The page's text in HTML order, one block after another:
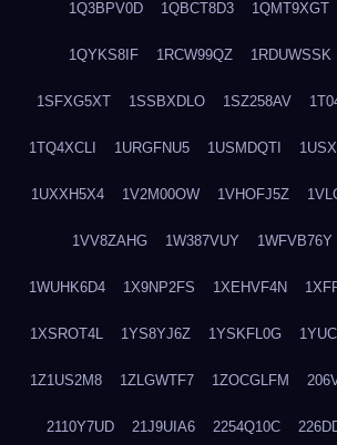
1Q3BPV0D 1QBCT8D3 1QMT9XGT
1QYKS8IF 1RCW99QZ 1RDUWSSK
1SFXG5XT 1SSBXDLO 1SZ258AV
1TQ4XCLI 1URGFNU5 1USMDQTI
1UXXH5X4 1V2M00OW 1VHOFJ5Z
1VV8ZAHG 1W387VUY 1WFVB76Y
1WUHK6D4 1X9NP2FS 1XEHVF4N
1XSROT4L 1YS8YJ6Z 1YSKFL0G
1Z1US2M8 1ZLGWTF7 1ZOCGLFM
2110Y7UD 21J9UIA6 2254Q10C